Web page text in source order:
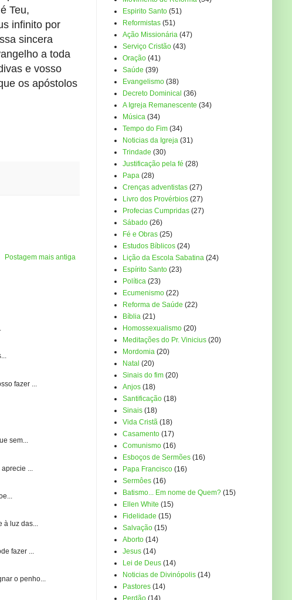
Teu,
infinito por
sincera
a toda
e vosso
os apóstolos
Postagem mais antiga
fazer ...
sem...
...
à luz das...
fazer ...
o penho...
Espirito Santo (51)
Reformistas (51)
Ação Missionária (47)
Serviço Cristão (43)
Oração (41)
Saúde (39)
Evangelismo (38)
Decreto Dominical (36)
A Igreja Remanescente (34)
Música (34)
Tempo do Fim (34)
Noticias da Igreja (31)
Trindade (30)
Justificação pela fé (28)
Papa (28)
Crenças adventistas (27)
Livro dos Provérbios (27)
Profecias Cumpridas (27)
Sábado (26)
Fé e Obras (25)
Estudos Bíblicos (24)
Lição da Escola Sabatina (24)
Espírito Santo (23)
Política (23)
Ecumenismo (22)
Reforma de Saúde (22)
Bíblia (21)
Homossexualismo (20)
Meditações do Pr. Vinicius (20)
Mordomia (20)
Natal (20)
Sinais do fim (20)
Anjos (18)
Santificação (18)
Sinais (18)
Vida Cristã (18)
Casamento (17)
Comunismo (16)
Esboços de Sermões (16)
Papa Francisco (16)
Sermôes (16)
Batismo... Em nome de Quem? (15)
Ellen White (15)
Fidelidade (15)
Salvação (15)
Aborto (14)
Jesus (14)
Lei de Deus (14)
Noticias de Divinópolis (14)
Pastores (14)